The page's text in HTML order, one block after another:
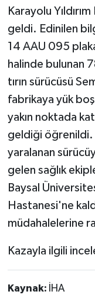
Karayolu
geldi. Edinilen
14 AAU 095
halinde bulunan
tırın sürücüsü
fabrikaya yük
yakın noktada
geldiği öğrenildi.
yaralanan
gelen sağlık
Baysal
Hastanesi'ne
müdahalelerine
Kazayla ilgili
Kaynak: İHA